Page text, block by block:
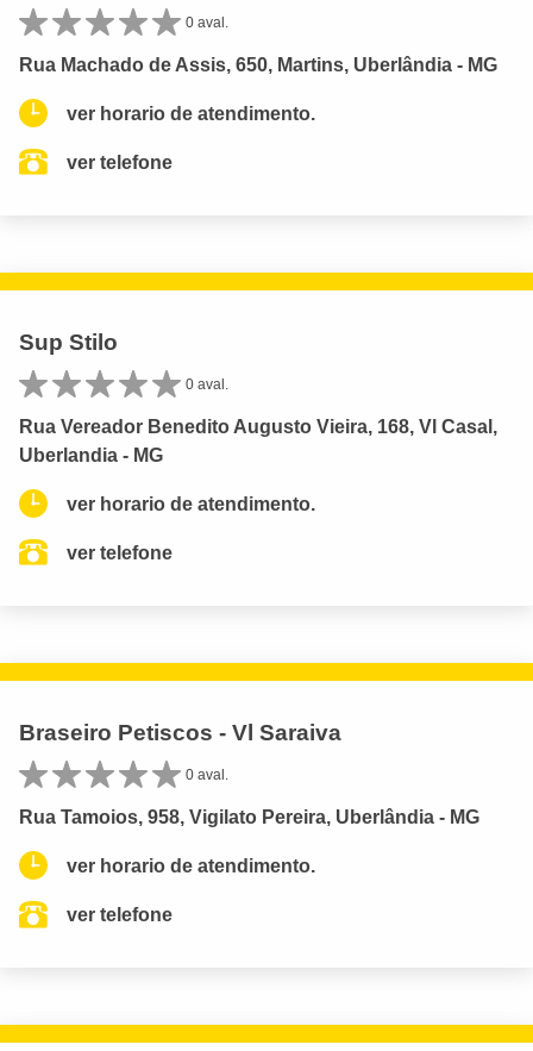
0 aval.
Rua Machado de Assis, 650, Martins, Uberlândia - MG
ver horario de atendimento.
ver telefone
Sup Stilo
0 aval.
Rua Vereador Benedito Augusto Vieira, 168, Vl Casal,
Uberlandia - MG
ver horario de atendimento.
ver telefone
Braseiro Petiscos - Vl Saraiva
0 aval.
Rua Tamoios, 958, Vigilato Pereira, Uberlândia - MG
ver horario de atendimento.
ver telefone